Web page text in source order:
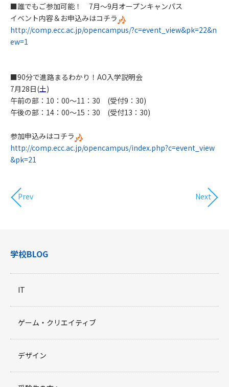
■誰でもご参加可能！ 7月～9月オープンキャンパス
イベント内容＆お申込みはコチラ
http://comp.ecc.ac.jp/opencampus/?c=event_view&pk=22&n
ew=1
■90分で進路まるわかり！AO入学説明会
7月28日(土)
午前の部：10：00～11：30 (受付9：30)
午後の部：14：00～15：30 (受付13：30)
参加申込みはコチラ
http://comp.ecc.ac.jp/opencampus/index.php?c=event_view
&pk=21
Prev Next
学校BLOG
IT
ゲーム・クリエイティブ
デザイン